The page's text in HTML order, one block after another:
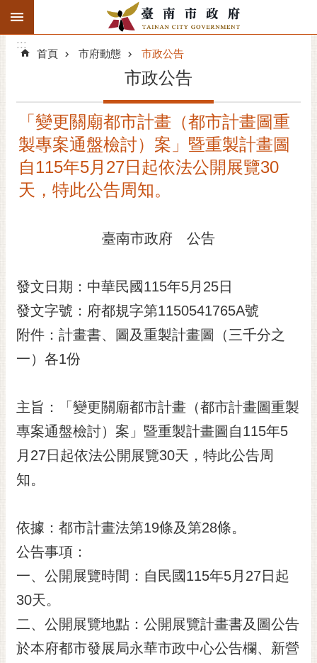
跳到主要內容區塊
搜
階
精彩府城
市府動態
市府團隊
市民互動
黃
螢
光
花
泉
桐
花
站
導
訂
閱
RSS
:::
:::
首頁 市府動態 市政公告
市政公告
「變更關廟都市計畫（都市計畫圖重
製專案通盤檢討）案」暨重製計畫圖
自115年5月27日起依法公開展覽30
天，特此公告周知。
臺南市政府 公告
發文日期：中華民國115年5月25日
發文字號：府都規字第1150541765A號
附件：計畫書、圖及重製計畫圖（三千分之
一）各1份
主旨：「變更關廟都市計畫（都市計畫圖重製
專案通盤檢討）案」暨重製計畫圖自115年5
月27日起依法公開展覽30天，特此公告周
知。
依據：都市計畫法第19條及第28條。
公告事項：
一、公開展覽時間：自民國115年5月27日起
30天。
二、公開展覽地點：公開展覽計畫書及圖公告
於本府都市發展局永華市政中心公告欄、新營